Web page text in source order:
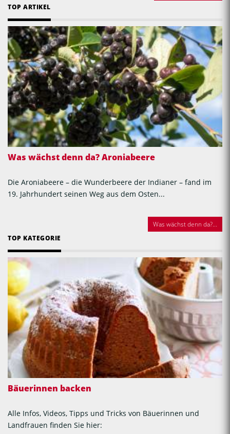
TOP ARTIKEL
Was wächst denn da? Aroniabeere
Die Aroniabeere – die Wunderbeere der Indianer – fand im
19. Jahrhundert seinen Weg aus dem Osten...
Was wächst denn da?...
TOP KATEGORIE
Bäuerinnen backen
Alle Infos, Videos, Tipps und Tricks von Bäuerinnen und
Landfrauen finden Sie hier: